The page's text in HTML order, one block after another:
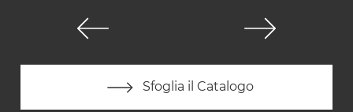
Sfoglia il Catalogo